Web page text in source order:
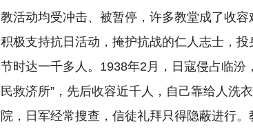
教活动均受冲击、被暂停，许多教堂成了收
积极支持抗日活动，掩护抗战的仁人志士，
节时达一千多人。1938年2月，日寇侵占临
民救济所”，先后收容近千人，自己靠给人洗
院，日军经常搜查，信徒礼拜只得隐蔽进行